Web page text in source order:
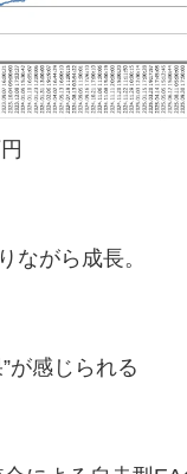
ながら成長。
が感じられる